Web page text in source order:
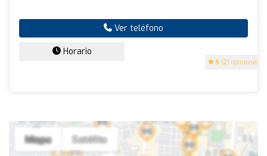
5 (21 opiniones)
Ver teléfono
Horario